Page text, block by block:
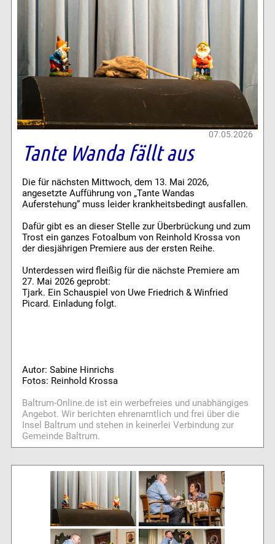
07.05.2026
Tante Wanda fällt aus
Die für nächsten Mittwoch, dem 13. Mai 2026,
angesetzte Aufführung von „Tante Wandas
Auferstehung“ muss leider krankheitsbedingt ausfallen.
Dafür gibt es an dieser Stelle zur Überbrückung und zum
Trost ein ganzes Fotoalbum von Reinhold Krossa von
der diesjährigen Premiere aus der ersten Reihe.
Unterdessen wird fleißig für die nächste Premiere am
27. Mai 2026 geprobt:
Tjark. Ein Schauspiel von Uwe Friedrich & Winfried
Picard. Einladung folgt.
Autor: Sabine Hinrichs
Fotos: Reinhold Krossa
Baltrum-Online.de ist ein werbefreies und unabhängiges
Angebot. Wir berichten ehrenamtlich und frei über die
Insel Baltrum und stehen in keinerlei Verbindung zur
Gemeinde Baltrum.